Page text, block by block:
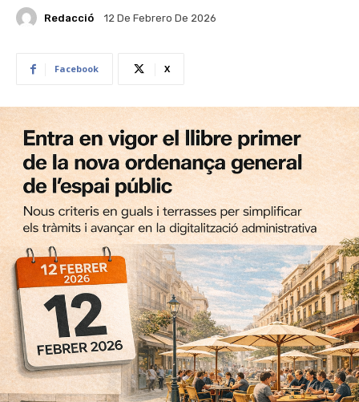
Redacció 12 De Febrero De 2026
Facebook X